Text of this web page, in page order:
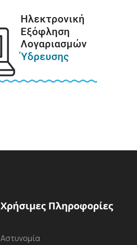
Χρήσιμες Πληροφορίες
Αστυνομία